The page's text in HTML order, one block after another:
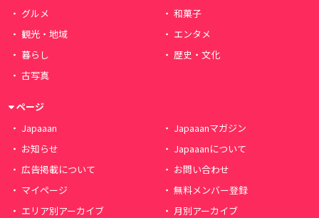
グルメ
和菓子
観光・地域
エンタメ
暮らし
歴史・文化
古写真
ページ
Japaaan
Japaaanマガジン
お知らせ
Japaaanについて
広告掲載について
お問い合わせ
マイページ
無料メンバー登録
エリア別アーカイブ
月別アーカイブ